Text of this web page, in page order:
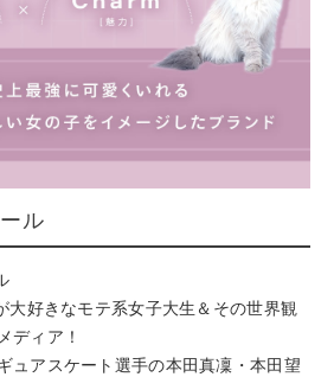
ル
大好きなモテ系女子大生＆その世界観
ディア！
ュアスケート選手の本田真凜・本田望